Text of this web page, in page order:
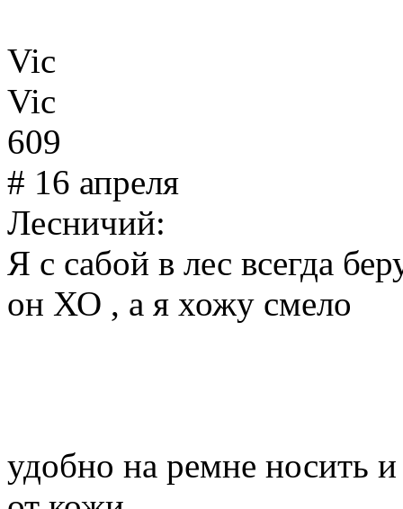
Vic
Vic
609
# 16 апреля
Лесничий:
Я с сабой в лес всегда
он ХО , а я хожу смело
удобно на ремне носить